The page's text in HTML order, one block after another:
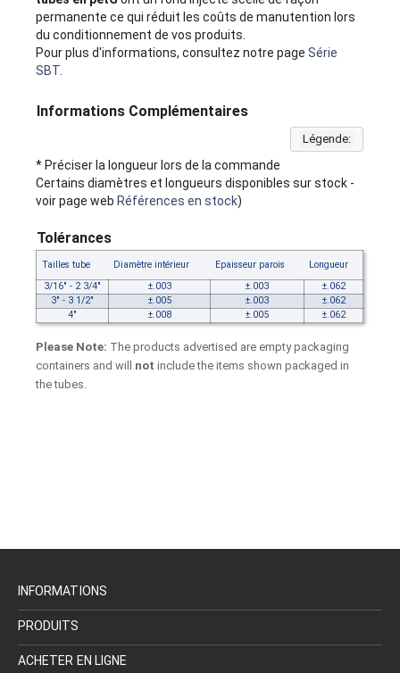
permanente ce qui réduit les coûts de manutention lors
du conditionnement de vos produits.
Pour plus d'informations, consultez notre pageSérie
SBT
Informations Complémentaires
Légende:
* Préciser la longueur lors de la commande
Certains diamètres et longueurs disponibles sur stock -
voir page web Références en stock)
Tolérances
Tailles tube Diamètre intérieur Epaisseur parois
Longueur
3/16" - 2 3/4"
±.003 ±.003
±.062
3" - 3 1/2"
±.005 ±.003
±.062
4"
±.008 ±.005 ±.062
Please Note: The products advertised are empty packaging
containers and will not include the items shown packaged in
the tubes.
INFORMATIONS
PRODUITS
ACHETER EN LIGNE